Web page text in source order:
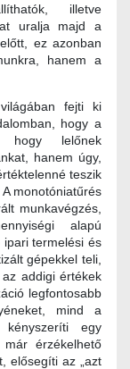
illetve
uralja majd a
ez azonban
hanem a
fejti ki
hogy a
lelőnek
hanem úgy,
teszik
monotóniatűrés
munkavégzés,
alapú
termelési és
gépekkel teli,
addigi értékek
legfontosabb
mind a
kényszeríti egy
érzékelhető
elősegíti az „azt